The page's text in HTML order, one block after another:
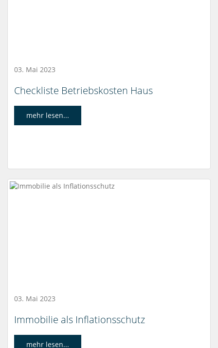
03. Mai 2023
Checkliste Betriebskosten Haus
mehr lesen...
03. Mai 2023
Immobilie als Inflationsschutz
mehr lesen...